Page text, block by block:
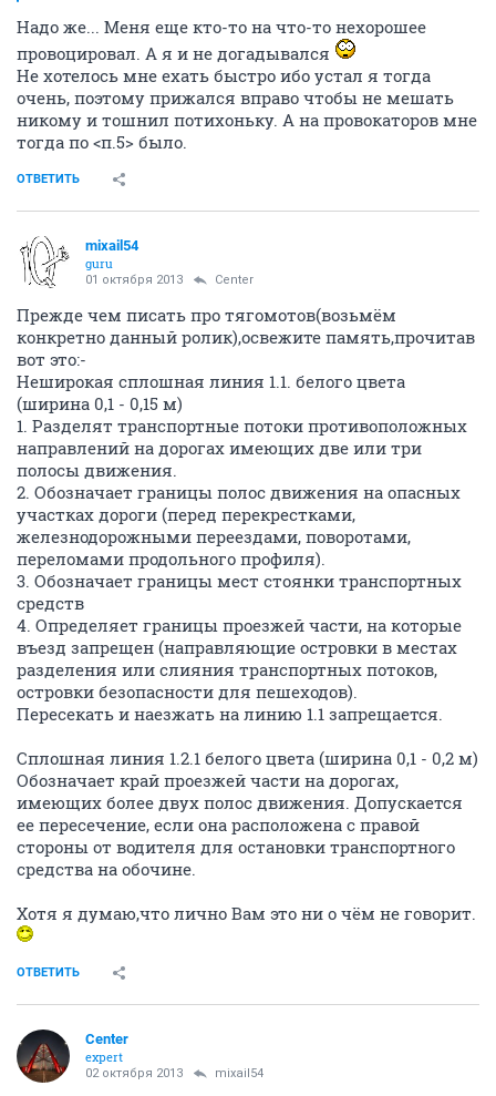
Надо же... Меня еще кто-то на что-то нехорошее
провоцировал. А я и не догадывался
Не хотелось мне ехать быстро ибо устал я тогда
очень, поэтому прижался вправо чтобы не мешать
никому и тошнил потихоньку. А на провокаторов мне
тогда по <п.5> было.
ОТВЕТИТЬ
mixail54
guru
01 октября 2013 Center
Прежде чем писать про тягомотов(возьмём
конкретно данный ролик),освежите память,прочитав
вот это:-
Неширокая сплошная линия 1.1. белого цвета
(ширина 0,1 - 0,15 м)
1. Разделят транспортные потоки противоположных
направлений на дорогах имеющих две или три
полосы движения.
2. Обозначает границы полос движения на опасных
участках дороги (перед перекрестками,
железнодорожными переездами, поворотами,
переломами продольного профиля).
3. Обозначает границы мест стоянки транспортных
средств
4. Определяет границы проезжей части, на которые
въезд запрещен (направляющие островки в местах
разделения или слияния транспортных потоков,
островки безопасности для пешеходов).
Пересекать и наезжать на линию 1.1 запрещается.
Сплошная линия 1.2.1 белого цвета (ширина 0,1 - 0,2 м)
Обозначает край проезжей части на дорогах,
имеющих более двух полос движения. Допускается
ее пересечение, если она расположена с правой
стороны от водителя для остановки транспортного
средства на обочине.
Хотя я думаю,что лично Вам это ни о чём не говорит.
ОТВЕТИТЬ
Center
expert
02 октября 2013 mixail54